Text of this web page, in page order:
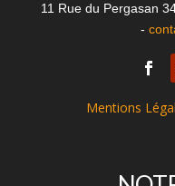
11 Rue du Pergasan
-
Mentions